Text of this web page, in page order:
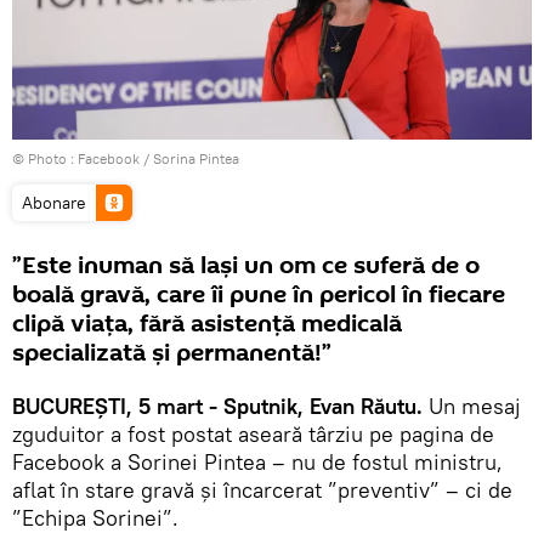
© Photo : Facebook / Sorina Pintea
Abonare
”Este inuman să lași un om ce suferă de o
boală gravă, care îi pune în pericol în fiecare
clipă viața, fără asistență medicală
specializată și permanentă!”
BUCUREȘTI, 5 mart - Sputnik, Evan Răutu. Un mesaj
zguduitor a fost postat aseară târziu pe pagina de
Facebook a Sorinei Pintea – nu de fostul ministru,
aflat în stare gravă și încarcerat ”preventiv” – ci de
”Echipa Sorinei”.